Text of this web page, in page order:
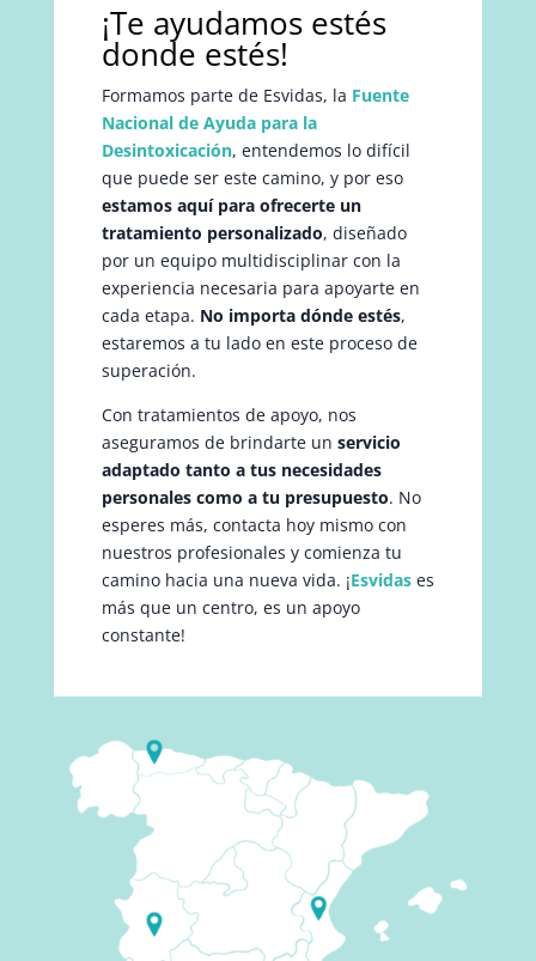
¡Te ayudamos estés
donde estés!
Formamos parte de Esvidas, la Fuente
Nacional de Ayuda para la
Desintoxicación, entendemos lo difícil
que puede ser este camino, y por eso
estamos aquí para ofrecerte un
tratamiento personalizado, diseñado
por un equipo multidisciplinar con la
experiencia necesaria para apoyarte en
cada etapa. No importa dónde estés,
estaremos a tu lado en este proceso de
superación.
Con tratamientos de apoyo, nos
aseguramos de brindarte un servicio
adaptado tanto a tus necesidades
personales como a tu presupuesto. No
esperes más, contacta hoy mismo con
nuestros profesionales y comienza tu
camino hacia una nueva vida. ¡Esvidas es
más que un centro, es un apoyo
constante!